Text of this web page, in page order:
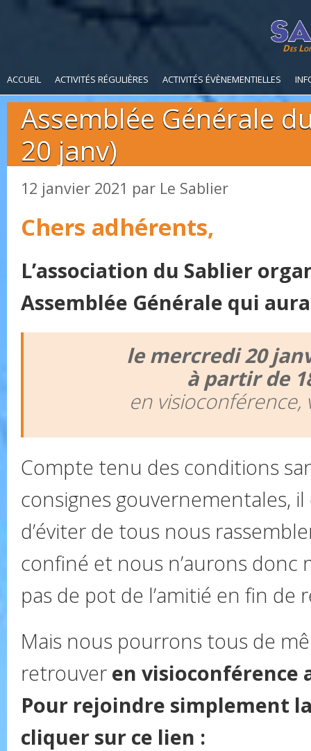
Des
ACCUEIL ACTIVITÉS RÉGULIÈRES ACTIVITÉS ÉVÈNEMENTIELLES
Assemblée Générale
20 janv)
12 janvier 2021 par Le Sablier
Chers adhérents,
L’association du Sablier
Assemblée Générale qui
le mercredi 20
à partir de
en visioconférence,
Compte tenu des conditions
consignes gouvernementales,
d’éviter de tous nous
confiné et nous n’aurons
pas de pot de l’amitié en fin de
Mais nous pourrons tous de
retrouver en visioconférence
Pour rejoindre simplement
cliquer sur ce lien :